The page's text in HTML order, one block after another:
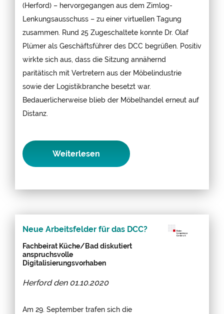
(Herford) – hervorgegangen aus dem Zimlog-
Lenkungsausschuss – zu einer virtuellen Tagung
zusammen. Rund 25 Zugeschaltete konnte Dr. Olaf
Plümer als Geschäftsführer des DCC begrüßen. Positiv
wirkte sich aus, dass die Sitzung annähernd
paritätisch mit Vertretern aus der Möbelindustrie
sowie der Logistikbranche besetzt war.
Bedauerlicherweise blieb der Möbelhandel erneut auf
Distanz.
Weiterlesen
Neue Arbeitsfelder für das DCC?
Fachbeirat Küche/Bad diskutiert
anspruchsvolle
Digitalisierungsvorhaben
Herford den 01.10.2020
Am 29. September trafen sich die